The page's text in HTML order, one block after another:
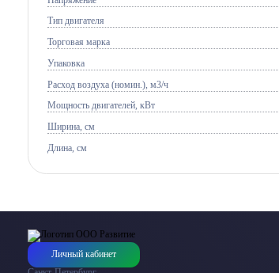
Тип двигателя
Торговая марка
Упаковка
Расход воздуха (номин.), м3/ч
Мощность двигателей, кВт
Ширина, см
Длина, см
Личный кабинет